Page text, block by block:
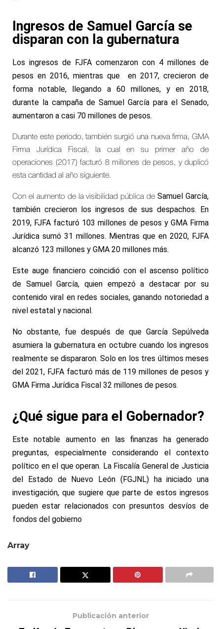
Ingresos de Samuel García se
disparan con la gubernatura
Los ingresos de FJFA comenzaron con 4 millones de
pesos en 2016, mientras que en 2017, crecieron de
forma notable, llegando a 60 millones, y en 2018,
durante la campaña de Samuel García para el Senado,
aumentaron a casi 70 millones de pesos.
Durante este periodo, también surgió una nueva firma, GMA
Firma Jurídica Fiscal, la cual en su primer año de
operaciones (2017) facturó 8 millones de pesos, y duplicó
esta cantidad al año siguiente.
Con el aumento de la visibilidad pública deSamuelGarcía,
también crecieron los ingresos de sus despachos. En
2019, FJFA facturó 103 millones de pesos y GMA Firma
Jurídica sumó 31 millones. Mientras que en 2020, FJFA
alcanzó 123 millones y GMA 20 millones más.
Este auge financiero coincidió con el ascenso político
de Samuel García, quien empezó a destacar por su
contenido viral en redes sociales, ganando notoriedad a
nivel estatal y nacional.
No obstante, fue después de que García Sepúlveda
asumiera la gubernatura en octubre cuando los ingresos
realmente se dispararon. Solo en los tres últimos meses
del 2021, FJFA facturó más de 119 millones de pesos y
GMA Firma Jurídica Fiscal 32 millones de pesos.
¿Qué sigue para el Gobernador?
Este notable aumento en las finanzas ha generado
preguntas, especialmente considerando el contexto
político en el que operan. La Fiscalía General de Justicia
del Estado de Nuevo León (FGJNL) ha iniciado una
investigación, que sugiere que parte de estos ingresos
pueden estar relacionados con presuntos desvíos de
fondos del gobierno
Array
Publicación anterior